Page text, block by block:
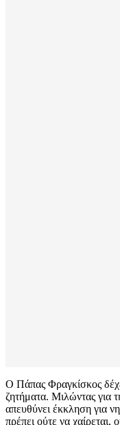
Ο Πάπας Φραγκίσκος
ζητήματα. Μιλώντας για
απευθύνει έκκληση για
πρέπει ούτε να